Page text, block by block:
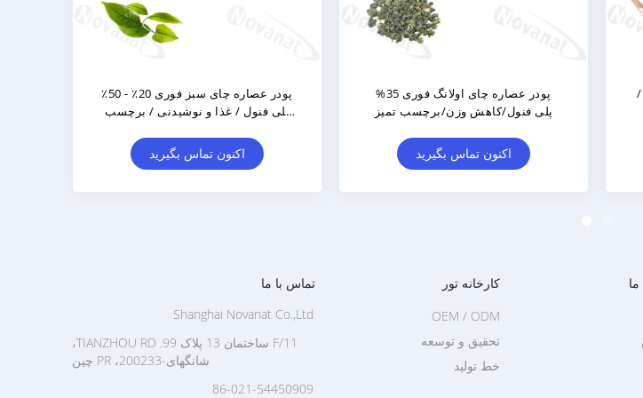
پودر عصاره چای فوری پودر چای 20٪
پلی فنول / خوب محلول در آب
اکنون تماس بگیرید
پودر عصاره چای تیره فوری 15 تا 30
درصد پلی فنول / برچسب تمیز
اکنون تماس بگیرید
کارخانه تور
خط تولید
OEM / ODM
تحقیق و توسعه
تماس با ما
Shanghai Novanat Co.,Ltd
11/F ساختمان 13 پلاک 99. TIANZHOU RD،
شانگهای-200233، PR چین
86-021-54450909